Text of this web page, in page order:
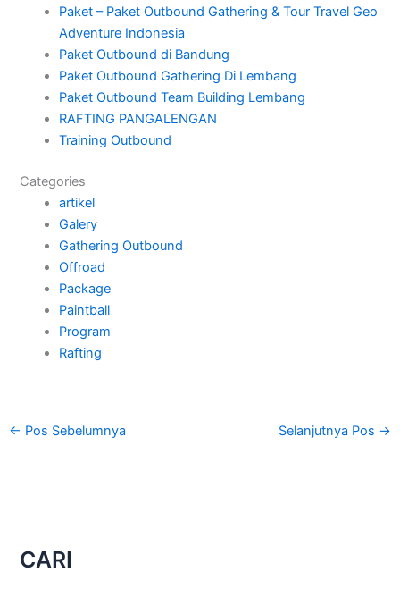
Paket – Paket Outbound Gathering & Tour Travel Geo
Adventure Indonesia
Paket Outbound di Bandung
Paket Outbound Gathering Di Lembang
Paket Outbound Team Building Lembang
RAFTING PANGALENGAN
Training Outbound
Categories
artikel
Galery
Gathering Outbound
Offroad
Package
Paintball
Program
Rafting
← Pos Sebelumnya Selanjutnya Pos →
CARI